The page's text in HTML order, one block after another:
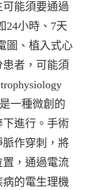
能須要通過
24小時、7天
圖、植入式心
者，可能須
一種微創的
進行。手術
作穿刺，將
，通過電流
的電生理機